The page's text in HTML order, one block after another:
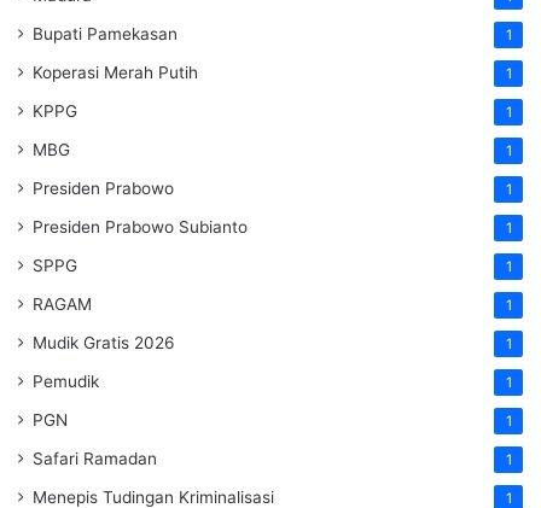
Bupati Pamekasan 1
Koperasi Merah Putih 1
KPPG 1
MBG 1
Presiden Prabowo 1
Presiden Prabowo Subianto 1
SPPG 1
RAGAM 1
Mudik Gratis 2026 1
Pemudik 1
PGN 1
Safari Ramadan 1
Menepis Tudingan Kriminalisasi 1